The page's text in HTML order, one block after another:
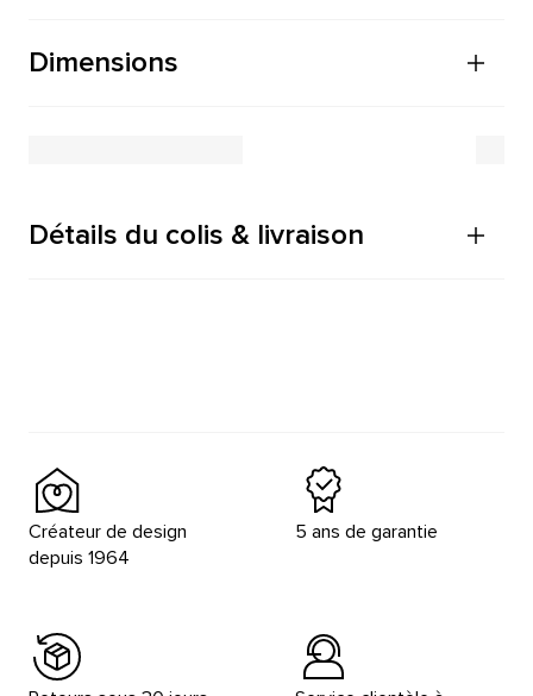
Dimensions
Détails du colis & livraison
Créateur de design
depuis 1964
5 ans de garantie